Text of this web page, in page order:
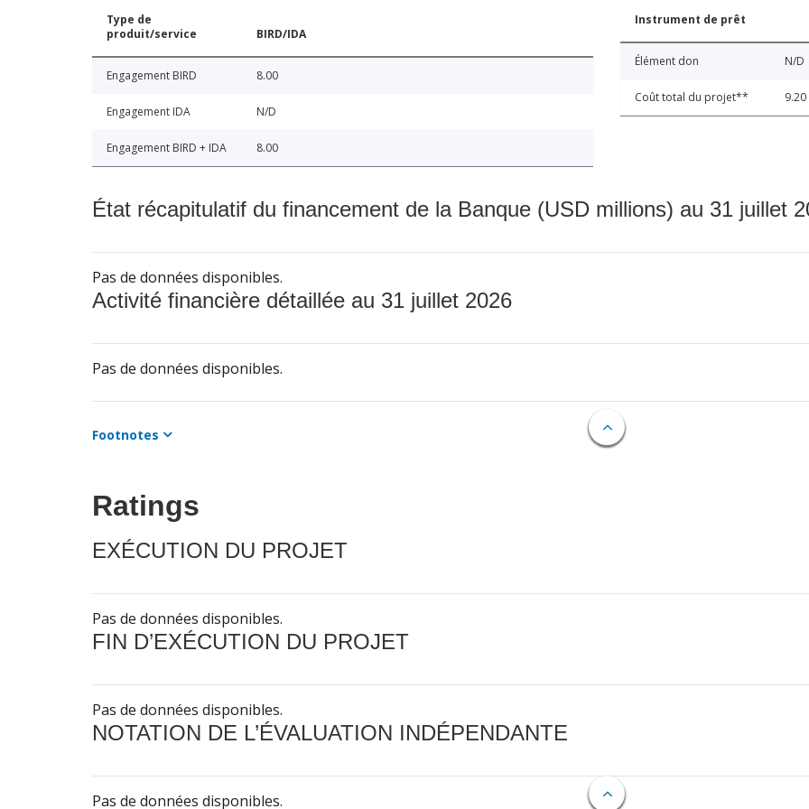
Type de
produit/service
BIRD/IDA
Engagement BIRD 8.00
Engagement IDA N/D
Engagement BIRD + IDA 8.00
Instrument de prêt
Élément don N/D
Coût total du projet** 9.20
État récapitulatif du financement de la Banque (USD millions) au 31 juillet
Pas de données disponibles.
Activité financière détaillée au 31 juillet 2026
Pas de données disponibles.
Footnotes
Ratings
EXÉCUTION DU PROJET
Pas de données disponibles.
FIN D’EXÉCUTION DU PROJET
Pas de données disponibles.
NOTATION DE L’ÉVALUATION INDÉPENDANTE
Pas de données disponibles.